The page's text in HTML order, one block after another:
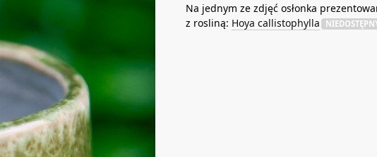
Na jednym ze zdjęć osłonka
z rosliną: Hoya callistophylla